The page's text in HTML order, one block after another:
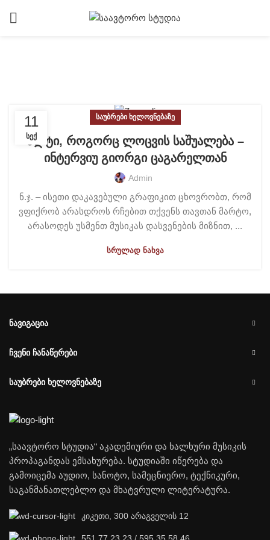
11
ᲡᲔᲥ
ᲡᲐᲣᲑᲠᲔᲑᲘ ᲮᲔᲚᲝᲕᲜᲔᲑᲐᲖᲔ
ალტი, როგორც ლოცვის საშუალება –
ინტერვიუ გიორგი ცაგარელთან
Admin
ნ.ჯ. – ისეთი დაკავებული გრაფიკით ცხოვრობთ, რომ
ვფიქრობ არასდროს რჩებით თქვენს თავთან მარტო,
არასოდეს უსმენთ მუსიკას დასვენების მიზნით, ...
ᲡᲠᲣᲚᲐᲓ ᲜᲐᲮᲕᲐ
ᲜᲐᲕᲘᲒᲐᲪᲘᲐ
ᲩᲕᲔᲜᲘ ᲩᲐᲜᲐᲬᲔᲠᲔᲑᲘ
ᲡᲐᲣᲑᲠᲔᲑᲘ ᲮᲔᲚᲝᲕᲜᲔᲑᲐᲖᲔ
„საავტორო სტუდია“ აკადემიური და ხალხური მუსიკის
პროპაგანდას ემსახურება. სტუდიაში იწერება და
გამოიცემა აუდიო, სანოტო, სამეცნიერო, ტექნიკური,
საგანმანათლებლო და მხატვრული ლიტერატურა.
კიკეთი, 300 არაგველის 12